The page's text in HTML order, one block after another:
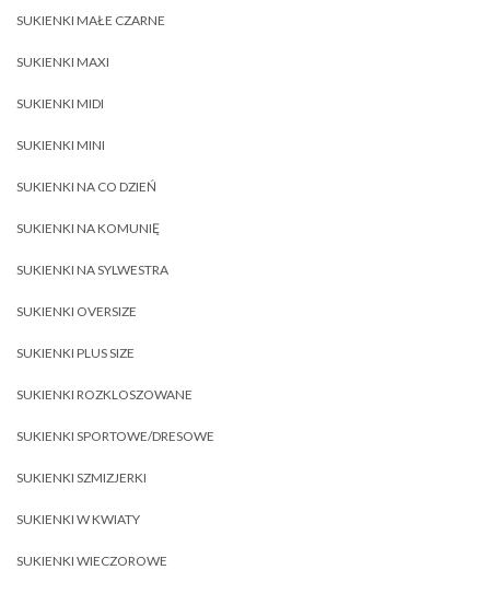
SUKIENKI MAŁE CZARNE
SUKIENKI MAXI
SUKIENKI MIDI
SUKIENKI MINI
SUKIENKI NA CO DZIEŃ
SUKIENKI NA KOMUNIĘ
SUKIENKI NA SYLWESTRA
SUKIENKI OVERSIZE
SUKIENKI PLUS SIZE
SUKIENKI ROZKLOSZOWANE
SUKIENKI SPORTOWE/DRESOWE
SUKIENKI SZMIZJERKI
SUKIENKI W KWIATY
SUKIENKI WIECZOROWE